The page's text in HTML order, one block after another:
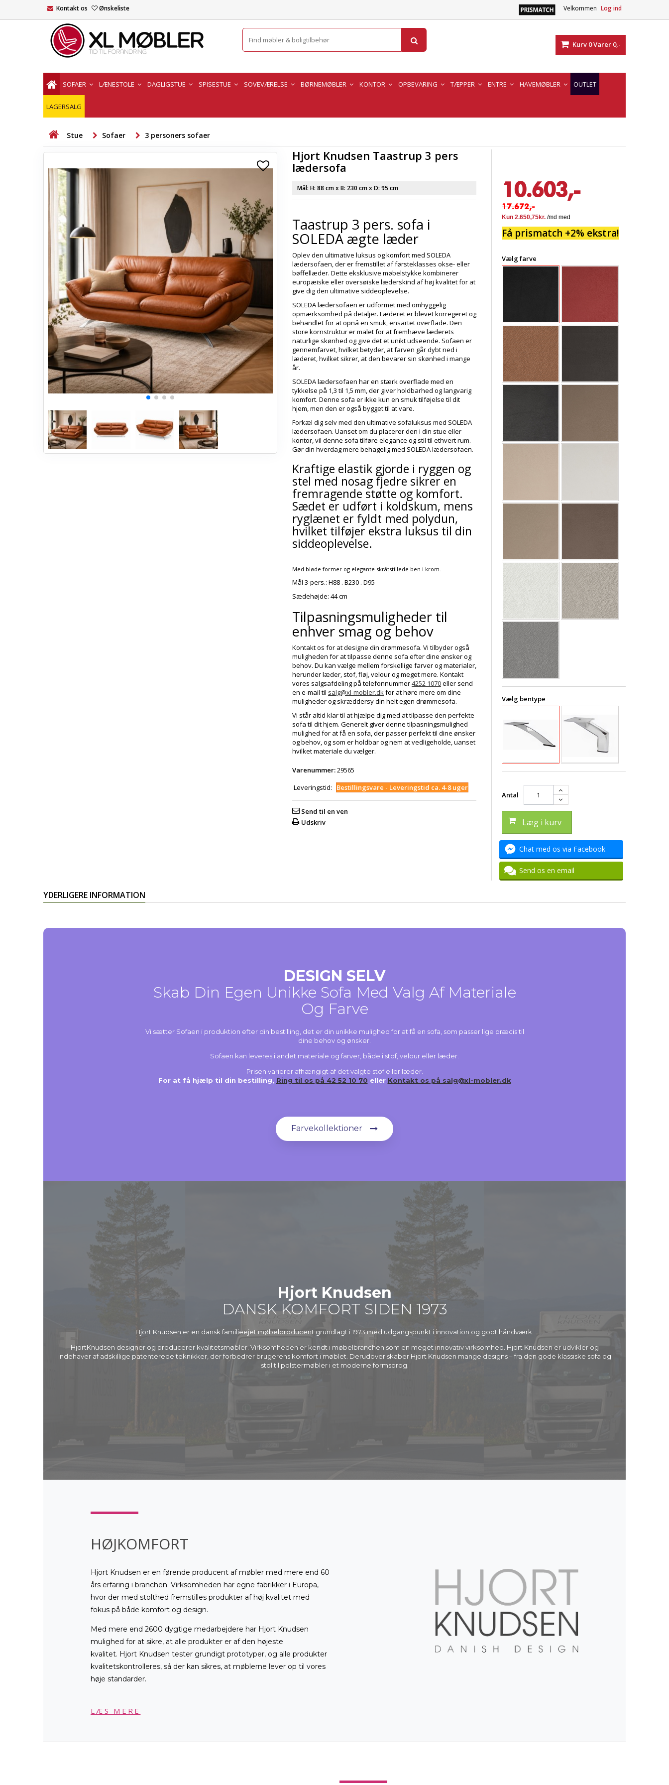
Velkommen Log ind
Kontakt os Ønskeliste
Kurv 0Varer 0,-
SOFAER LÆNESTOLE DAGLIGSTUE SPISESTUE SOVEVÆRELSE BØRNEMØBLER KONTOR OPBEVARING TÆPPER ENTRE HAVEMØBLER OUTLET
LAGERSALG
Stue Sofaer 3 personers sofaer
Hjort Knudsen Taastrup 3 pers
lædersofa
Mål: H: 88 cmx B: 230 cmx D: 95 cm
Taastrup 3 pers. sofa i
SOLEDA ægte læder
Oplev den ultimative luksus og komfort med SOLEDA
lædersofaen, der er fremstillet af førsteklasses okse- eller
bøffellæder. Dette eksklusive møbelstykke kombinerer
europæiske eller oversøiske læderskind af høj kvalitet for at
give dig den ultimative siddeoplevelse.
SOLEDA lædersofaen er udformet med omhyggelig
opmærksomhed på detaljer. Læderet er blevet korregeret og
behandlet for at opnå en smuk, ensartet overflade. Den
store kornstruktur er malet for at fremhæve læderets
naturlige skønhed og give det et unikt udseende. Sofaen er
gennemfarvet, hvilket betyder, at farven går dybt ned i
læderet, hvilket sikrer, at den bevarer sin skønhed i mange
år.
SOLEDA lædersofaen har en stærk overflade med en
tykkelse på 1,3 til 1,5 mm, der giver holdbarhed og langvarig
komfort. Denne sofa er ikke kun en smuk tilføjelse til dit
hjem, men den er også bygget til at vare.
Forkæl dig selv med den ultimative sofaluksus med SOLEDA
lædersofaen. Uanset om du placerer den i din stue eller
kontor, vil denne sofa tilføre elegance og stil til ethvert rum.
Gør din hverdag mere behagelig med SOLEDA lædersofaen.
Kraftige elastik gjorde i ryggen og
stel med nosag fjedre sikrer en
fremragende støtte og komfort.
Sædet er udført i koldskum, mens
ryglænet er fyldt med polydun,
hvilket tilføjer ekstra luksus til din
siddeoplevelse.
Med bløde former og elegante skråtstillede ben i krom.
Mål 3-pers.: H88 . B230 . D95
Sædehøjde: 44 cm
Tilpasningsmuligheder til
enhver smag og behov
Kontakt os for at designe din drømmesofa. Vi tilbyder også
muligheden for at tilpasse denne sofa efter dine ønsker og
behov. Du kan vælge mellem forskellige farver og materialer,
herunder læder, stof, fløj, velour og meget mere. Kontakt
vores salgsafdeling på telefonnummer4252 1070eller send
en e-mail til salg@xl-mobler.dkfor at høre mere om dine
muligheder og skræddersy din helt egen drømmesofa.
Vi står altid klar til at hjælpe dig med at tilpasse den perfekte
sofa til dit hjem. Generelt giver denne tilpasningsmulighed
mulighed for at få en sofa, der passer perfekt til dine ønsker
og behov, og som er holdbar og nem at vedligeholde, uanset
hvilket materiale du vælger.
Varenummer:29565
Leveringstid:
Bestillingsvare - Leveringstid ca. 4-8 uger
Send til en ven
Udskriv
10.603,-
17.672,-
Få prismatch +2% ekstra!
Vælg farve
Vælg bentype
Antal
Læg i kurv
Chat med os via Facebook
Send os en email
YDERLIGERE INFORMATION
DESIGN SELV
Skab Din Egen Unikke Sofa Med Valg Af Materiale
Og Farve
Vi sætter Sofaen i produktion efter din bestilling, det er din unikke mulighed for at få en sofa, som passer lige præcis til
dine behov og ønsker.
Sofaen kan leveres i andet materiale og farver, både i stof, velour eller læder.
Prisen varierer afhængigt af det valgte stof eller læder.
For at få hjælp til din bestilling, Ring til os på 42 52 10 70 eller Kontakt os på salg@xl-mobler.dk
Farvekollektioner
Hjort Knudsen
DANSK KOMFORT SIDEN 1973
Hjort Knudsen er en dansk familieejet møbelproducent grundlagt i 1973 med udgangspunkt i innovation og godt håndværk.
HjortKnudsen designer og producerer kvalitetsmøbler. Virksomheden er kendt i møbelbranchen som en meget innovativ virksomhed. Hjort Knudsen er udvikler og
indehaver af adskillige patenterede teknikker, der forbedrer brugerens komfort i møblet. Derudover skaber Hjort Knudsen mange designs – fra den gode klassiske sofa og
stol til polstermøbler i et moderne formsprog.
HØJKOMFORT
Hjort Knudsen er en førende producent af møbler med mere end 60
års erfaring i branchen. Virksomheden har egne fabrikker i Europa,
hvor der med stolthed fremstilles produkter af høj kvalitet med
fokus på både komfort og design.
Med mere end 2600 dygtige medarbejdere har Hjort Knudsen
mulighed for at sikre, at alle produkter er af den højeste
kvalitet. Hjort Knudsen tester grundigt prototyper, og alle produkter
kvalitetskontrolleres, så der kan sikres, at møblerne lever op til vores
høje standarder.
LÆS MERE